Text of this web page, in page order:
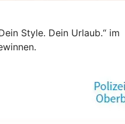
Style. Dein Urlaub.“ im